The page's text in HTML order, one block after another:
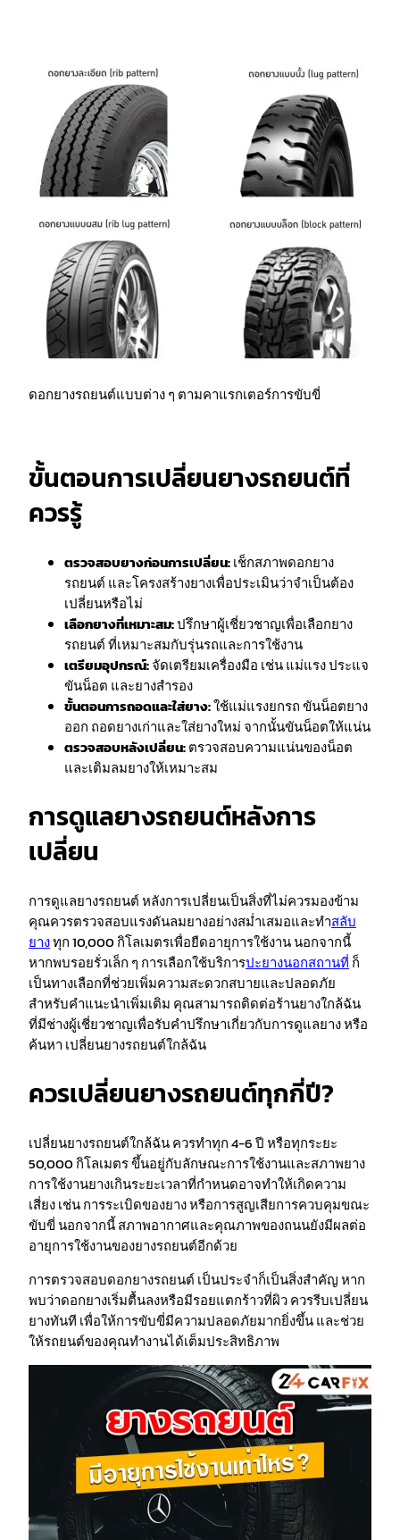
ดอกยางรถยนต์แบบต่าง ๆ ตามคาแรกเตอร์การขับขี่
ขั้นตอนการเปลี่ยนยางรถยนต์ที่
ควรรู้
ตรวจสอบยางก่อนการเปลี่ยน:เช็กสภาพดอกยาง
รถยนต์ และโครงสร้างยางเพื่อประเมินว่าจำเป็นต้อง
เปลี่ยนหรือไม่
เลือกยางที่เหมาะสม:ปรึกษาผู้เชี่ยวชาญเพื่อเลือกยาง
รถยนต์ ที่เหมาะสมกับรุ่นรถและการใช้งาน
เตรียมอุปกรณ์:จัดเตรียมเครื่องมือ เช่น แม่แรง ประแจ
ขันน็อต และยางสำรอง
ขั้นตอนการถอดและใส่ยาง:ใช้แม่แรงยกรถ ขันน็อตยาง
ออก ถอดยางเก่าและใส่ยางใหม่ จากนั้นขันน็อตให้แน่น
ตรวจสอบหลังเปลี่ยน:ตรวจสอบความแน่นของน็อต
และเติมลมยางให้เหมาะสม
การดูแลยางรถยนต์หลังการ
เปลี่ยน
การดูแลยางรถยนต์ หลังการเปลี่ยนเป็นสิ่งที่ไม่ควรมองข้าม
คุณควรตรวจสอบแรงดันลมยางอย่างสม่ำเสมอและทำสลับ
ยางทุก 10,000 กิโลเมตรเพื่อยืดอายุการใช้งาน นอกจากนี้
หากพบรอยรั่วเล็ก ๆ การเลือกใช้บริการปะยางนอกสถานที่ ก็
เป็นทางเลือกที่ช่วยเพิ่มความสะดวกสบายและปลอดภัย
สำหรับคำแนะนำเพิ่มเติม คุณสามารถติดต่อร้านยางใกล้ฉัน
ที่มีช่างผู้เชี่ยวชาญเพื่อรับคำปรึกษาเกี่ยวกับการดูแลยาง หรือ
ค้นหา เปลี่ยนยางรถยนต์ใกล้ฉัน
ควรเปลี่ยนยางรถยนต์ทุกกี่ปี?
เปลี่ยนยางรถยนต์ใกล้ฉัน ควรทำทุก 4-6 ปี หรือทุกระยะ
50,000 กิโลเมตร ขึ้นอยู่กับลักษณะการใช้งานและสภาพยาง
การใช้งานยางเกินระยะเวลาที่กำหนดอาจทำให้เกิดความ
เสี่ยง เช่น การระเบิดของยาง หรือการสูญเสียการควบคุมขณะ
ขับขี่ นอกจากนี้ สภาพอากาศและคุณภาพของถนนยังมีผลต่อ
อายุการใช้งานของยางรถยนต์อีกด้วย
การตรวจสอบดอกยางรถยนต์ เป็นประจำก็เป็นสิ่งสำคัญ หาก
พบว่าดอกยางเริ่มตื้นลงหรือมีรอยแตกร้าวที่ผิว ควรรีบเปลี่ยน
ยางทันที เพื่อให้การขับขี่มีความปลอดภัยมากยิ่งขึ้น และช่วย
ให้รถยนต์ของคุณทำงานได้เต็มประสิทธิภาพ